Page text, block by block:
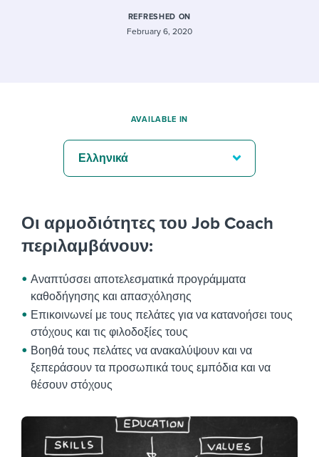
REFRESHED ON
February 6, 2020
Οι αρμοδιότητες του Job Coach
περιλαμβάνουν:
Αναπτύσσει αποτελεσματικά προγράμματα
καθοδήγησης και απασχόλησης
Επικοινωνεί με τους πελάτες για να κατανοήσει τους
στόχους και τις φιλοδοξίες τους
Βοηθά τους πελάτες να ανακαλύψουν και να
ξεπεράσουν τα προσωπικά τους εμπόδια και να
θέσουν στόχους
AVAILABLE IN
Ελληνικά